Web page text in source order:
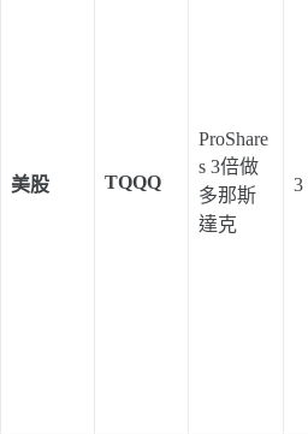
美股 TQQQ
ProShare
s 3倍做
多那斯
達克
3